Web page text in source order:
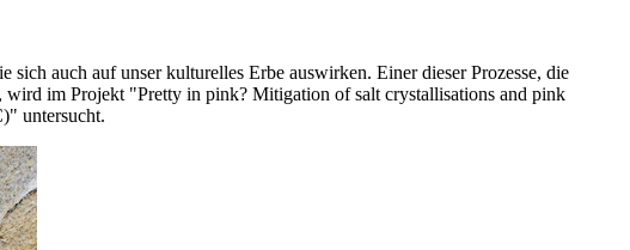
auch auf unser kulturelles Erbe auswirken. Einer dieser Prozesse, die
im Projekt "Pretty in pink? Mitigation of salt crystallisations and pink
untersucht.